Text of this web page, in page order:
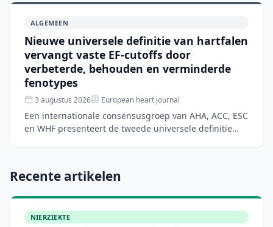
ALGEMEEN
Nieuwe universele definitie van hartfalen
vervangt vaste EF-cutoffs door
verbeterde, behouden en verminderde
fenotypes
3 augustus 2026 European heart journal
Een internationale consensusgroep van AHA, ACC, ESC
en WHF presenteert de tweede universele definitie
Recente artikelen
NIERZIEKTE